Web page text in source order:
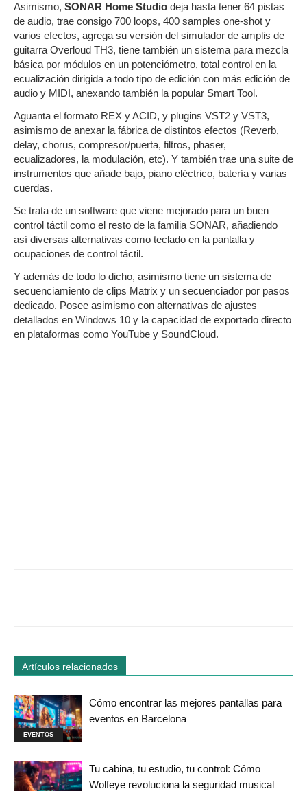
Asimismo, SONAR Home Studio deja hasta tener 64 pistas
de audio, trae consigo 700 loops, 400 samples one-shot y
varios efectos, agrega su versión del simulador de amplis de
guitarra Overloud TH3, tiene también un sistema para mezcla
básica por módulos en un potenciómetro, total control en la
ecualización dirigida a todo tipo de edición con más edición de
audio y MIDI, anexando también la popular Smart Tool.
Aguanta el formato REX y ACID, y plugins VST2 y VST3,
asimismo de anexar la fábrica de distintos efectos (Reverb,
delay, chorus, compresor/puerta, filtros, phaser,
ecualizadores, la modulación, etc). Y también trae una suite de
instrumentos que añade bajo, piano eléctrico, batería y varias
cuerdas.
Se trata de un software que viene mejorado para un buen
control táctil como el resto de la familia SONAR, añadiendo
así diversas alternativas como teclado en la pantalla y
ocupaciones de control táctil.
Y además de todo lo dicho, asimismo tiene un sistema de
secuenciamiento de clips Matrix y un secuenciador por pasos
dedicado. Posee asimismo con alternativas de ajustes
detallados en Windows 10 y la capacidad de exportado directo
en plataformas como YouTube y SoundCloud.
Artículos relacionados
EVENTOS
Cómo encontrar las mejores pantallas para
eventos en Barcelona
Tu cabina, tu estudio, tu control: Cómo
Wolfeye revoluciona la seguridad musical